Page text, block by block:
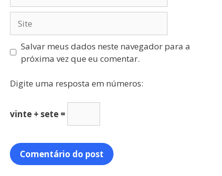
Salvar meus dados neste navegador para a
próxima vez que eu comentar.
Digite uma resposta em números:
vinte + sete =